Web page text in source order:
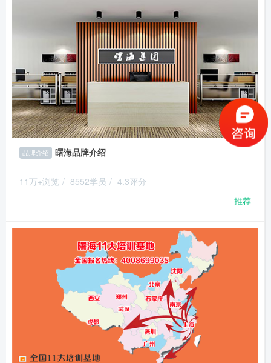
品牌介绍 曙海品牌介绍
11万+浏览 / 8552学员 / 4.3评分
推荐